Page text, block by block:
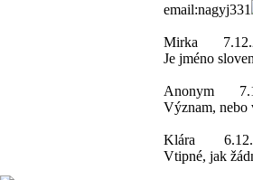
email:nagyj331
Mirka
Je jméno
Anonym
Význam, nebo
Klára
Vtipné, jak